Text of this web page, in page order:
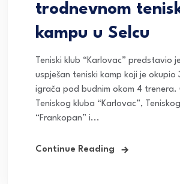
trodnevnom
kampu u Selcu
Teniski klub “Karlovac” predstavio
uspješan teniski kamp koji je okupio
igrača pod budnim okom 4 trenera.
Teniskog kluba “Karlovac”,
“Frankopan” i...
Continue Reading